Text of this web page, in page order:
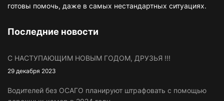
готовы помочь, даже в самых нестандартных ситуациях.
Последние новости
С НАСТУПАЮЩИМ НОВЫМ ГОДОМ, ДРУЗЬЯ !!!
29 декабря 2023
Водителей без ОСАГО планируют штрафовать с помощью